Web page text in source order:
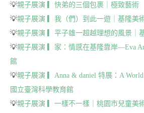
💡親子展演 ▎快弟的三個包裹｜極致藝術
💡親子展演 ▎我（們）到此一遊｜基隆美
💡親子展演 ▎平子雄一超越理想的風景｜
💡親子展演 ▎家：情感在基隆靠岸—Eva
館
💡親子展演 ▎Anna & daniel 特展：A World
國立臺灣科學教育館
💡親子展演 ▎一樣不一樣｜桃園市兒童美